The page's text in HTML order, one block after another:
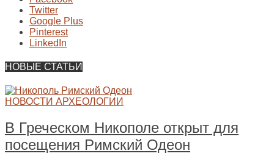
Twitter
Google Plus
Pinterest
LinkedIn
НОВЫЕ СТАТЬИ
НОВОСТИ АРХЕОЛОГИИ
В Греческом Никополе открыт для
посещения Римский Одеон